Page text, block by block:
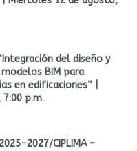
del diseño y
BIM para
en edificaciones” |
p.m.
2027/CIPLIMA –